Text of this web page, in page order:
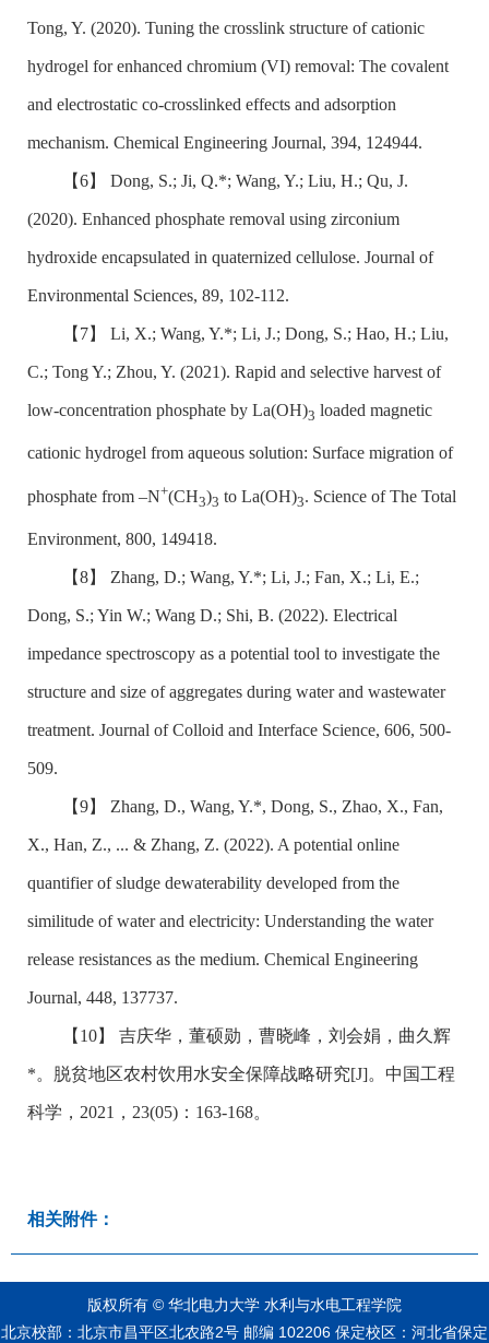
Tong, Y. (2020). Tuning the crosslink structure of cationic
hydrogel for enhanced chromium (VI) removal: The covalent
and electrostatic co-crosslinked effects and adsorption
mechanism. Chemical Engineering Journal, 394, 124944.
【6】 Dong, S.; Ji, Q.*; Wang, Y.; Liu, H.; Qu, J.
(2020). Enhanced phosphate removal using zirconium
hydroxide encapsulated in quaternized cellulose. Journal of
Environmental Sciences, 89, 102-112.
【7】 Li, X.; Wang, Y.*; Li, J.; Dong, S.; Hao, H.; Liu,
C.; Tong Y.; Zhou, Y. (2021). Rapid and selective harvest of
low-concentration phosphate by La(OH)3 loaded magnetic
cationic hydrogel from aqueous solution: Surface migration of
phosphate from –N+(CH3)3 to La(OH)3. Science of The Total
Environment, 800, 149418.
【8】 Zhang, D.; Wang, Y.*; Li, J.; Fan, X.; Li, E.;
Dong, S.; Yin W.; Wang D.; Shi, B. (2022). Electrical
impedance spectroscopy as a potential tool to investigate the
structure and size of aggregates during water and wastewater
treatment. Journal of Colloid and Interface Science, 606, 500-
509.
【9】 Zhang, D., Wang, Y.*, Dong, S., Zhao, X., Fan,
X., Han, Z., ... & Zhang, Z. (2022). A potential online
quantifier of sludge dewaterability developed from the
similitude of water and electricity: Understanding the water
release resistances as the medium. Chemical Engineering
Journal, 448, 137737.
【10】 吉庆华，董硕勋，曹晓峰，刘会娟，曲久辉
*。脱贫地区农村饮用水安全保障战略研究[J]。中国工程
科学， 2021 ， 23(05) ： 163-168。
相关附件：
版权所有 © 华北电力大学 水利与水电工程学院
北京校部：北京市昌平区北农路2号 邮编 102206 保定校区：河北省保定